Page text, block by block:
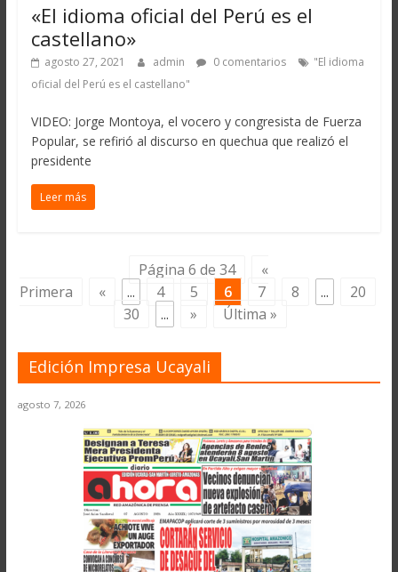
«El idioma oficial del Perú es el
castellano»
agosto 27, 2021 admin 0 comentarios
"El idioma
oficial del Perú es el castellano"
VIDEO: Jorge Montoya, el vocero y congresista de Fuerza
Popular, se refirió al discurso en quechua que realizó el
presidente
Leer más
Página 6 de 34
«
Primera
« ... 4 5 6 7 8 ...
20
30
... » Última »
Edición Impresa Ucayali
agosto 7, 2026